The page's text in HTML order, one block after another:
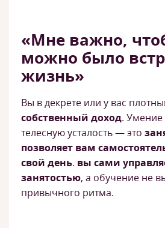
«Мне важно,
можно было
жизнь»
Вы в декрете или у вас
собственный доход.
телесную усталость — это
позволяет вам
свой день. вы сами
занятостью, а обучение не
привычного ритма.